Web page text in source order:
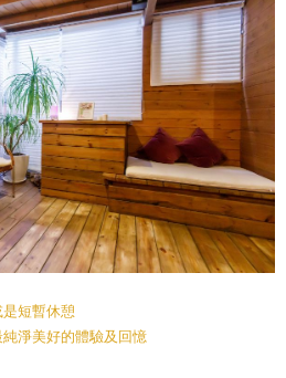
短暫休憩
淨美好的體驗及回憶